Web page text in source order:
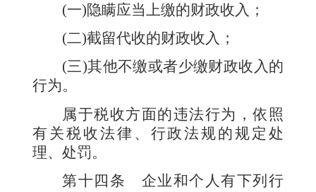
(一)隐瞒应当上缴的财政收入；
(二)截留代收的财政收入；
(三)其他不缴或者少缴财政收入的
行为。
属于税收方面的违法行为，依照
有关税收法律、行政法规的规定处
理、处罚。
第十四条 企业和个人有下列行